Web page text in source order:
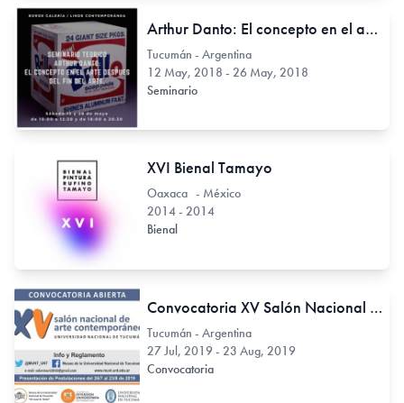
Arthur Danto: El concepto en el arte, después del fin del arte.
Tucumán - Argentina
12 May, 2018 - 26 May, 2018
Seminario
XVI Bienal Tamayo
Oaxaca - México
2014 - 2014
Bienal
Convocatoria XV Salón Nacional de Arte Contemporáneo
Tucumán - Argentina
27 Jul, 2019 - 23 Aug, 2019
Convocatoria